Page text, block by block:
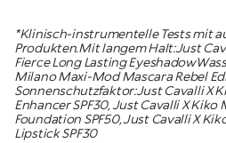
*Klinisch-instrumentelle Tests mit
Produkten.Mit langem Halt:Just
Fierce Long Lasting
Milano Maxi-Mod Mascara Rebel
Sonnenschutzfaktor:Just Cavalli X
Enhancer SPF30, Just Cavalli X
Foundation SPF50, Just Cavalli X
Lipstick SPF30